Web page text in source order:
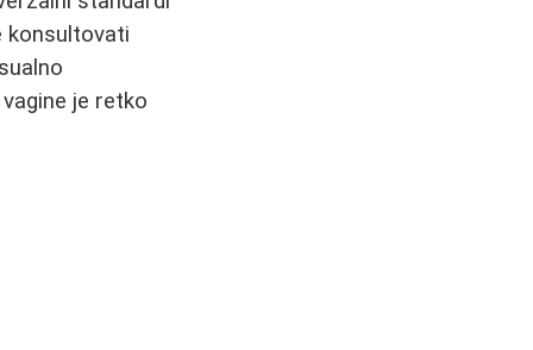
konsultovati
je retko